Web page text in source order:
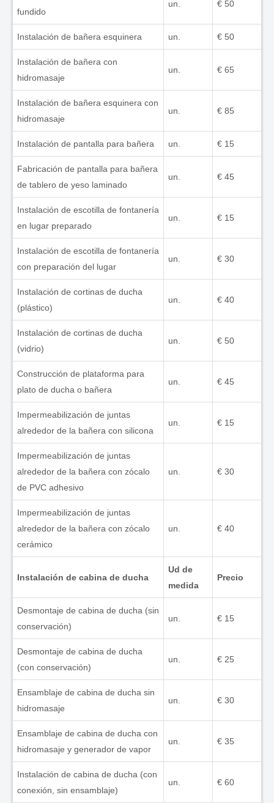
fundido
un. € 50
Instalación de bañera esquinera un. € 50
Instalación de bañera con
hidromasaje
un. € 65
Instalación de bañera esquinera con
hidromasaje
un. € 85
Instalación de pantalla para bañera un. € 15
Fabricación de pantalla para bañera
de tablero de yeso laminado
un. € 45
Instalación de escotilla de fontanería
en lugar preparado
un. € 15
Instalación de escotilla de fontanería
con preparación del lugar
un. € 30
Instalación de cortinas de ducha
(plástico)
un. € 40
Instalación de cortinas de ducha
(vidrio)
un. € 50
Construcción de plataforma para
plato de ducha o bañera
un. € 45
Impermeabilización de juntas
alrededor de la bañera con silicona
un. € 15
Impermeabilización de juntas
alrededor de la bañera con zócalo
de PVC adhesivo
un. € 30
Impermeabilización de juntas
alrededor de la bañera con zócalo
cerámico
un. € 40
Instalación de cabina de ducha
Ud de
medida
Precio
Desmontaje de cabina de ducha (sin
conservación)
un. € 15
Desmontaje de cabina de ducha
(con conservación)
un. € 25
Ensamblaje de cabina de ducha sin
hidromasaje
un. € 30
Ensamblaje de cabina de ducha con
hidromasaje y generador de vapor
un. € 35
Instalación de cabina de ducha (con
conexión, sin ensamblaje)
un. € 60